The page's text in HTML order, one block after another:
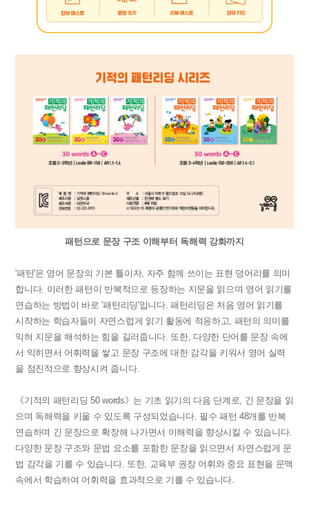
패턴으로 문장 구조 이해부터 독해력 강화까지
'패턴'은 영어 문장의 기본 틀이자, 자주 함께 쓰이는 표현 덩어리를 의미
합니다. 이러한 패턴이 반복적으로 등장하는 지문을 읽으며 영어 읽기를
연습하는 방법이 바로 '패턴리딩'입니다. 패턴리딩은 처음 영어 읽기를
시작하는 학습자들이 자연스럽게 읽기 활동에 적응하고, 패턴의 의미를
익혀 지문을 해석하는 힘을 길러줍니다. 또한, 다양한 단어를 문장 속에
서 익히면서 어휘력을 쌓고 문장 구조에 대한 감각을 키워서 영어 실력
을 점진적으로 향상시켜 줍니다.
《기적의 패턴리딩 50 words》는 기초 읽기의 다음 단계로, 긴 문장을 읽
으며 독해력을 키울 수 있도록 구성되었습니다. 필수 패턴 48개를 반복
연습하며 긴 문장으로 확장해 나가면서 이해력을 향상시킬 수 있습니다.
다양한 문장 구조와 문법 요소를 포함한 문장을 읽으면서 자연스럽게 문
법 감각을 기를 수 있습니다. 또한, 교육부 권장 어휘와 중요 표현을 문맥
속에서 학습하여 어휘력을 효과적으로 기를 수 있습니다.